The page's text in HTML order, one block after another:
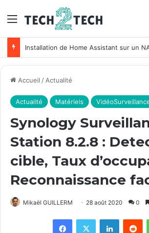
Menu
Accueil /Actualité
Actualité Matériels
Synology
Station 8.2.8 :
cible, Taux
Reconnaissance
Mikaël GUILLERM 28 août 2020 0
Facebook
X Linkedin